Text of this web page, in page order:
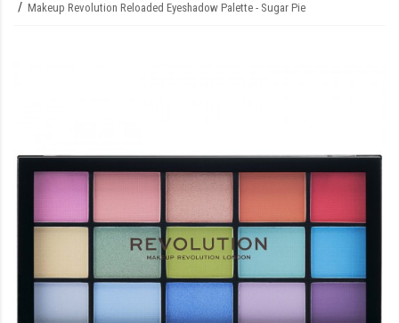
Makeup Revolution Reloaded Eyeshadow Palette - Sugar Pie